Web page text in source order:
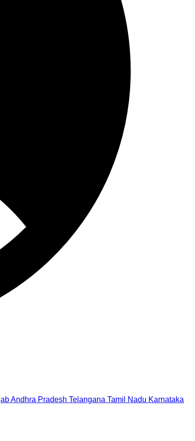
Andhra Pradesh Telangana Tamil Nadu Karnataka